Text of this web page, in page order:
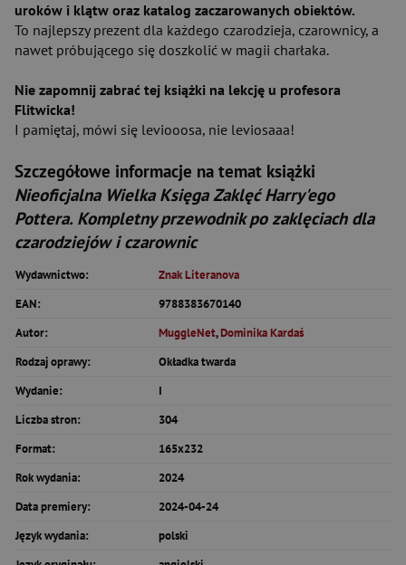
uroków i klątw oraz katalog zaczarowanych obiektów.
To najlepszy prezent dla każdego czarodzieja, czarownicy, a
nawet próbującego się doszkolić w magii charłaka.
Nie zapomnij zabrać tej książki na lekcję u profesora
Flitwicka!
I pamiętaj, mówi się leviooosa, nie leviosaaa!
Szczegółowe informacje na temat książki
Nieoficjalna Wielka Księga Zaklęć Harry'ego
Pottera. Kompletny przewodnik po zaklęciach dla
czarodziejów i czarownic
Wydawnictwo:
Znak Literanova
EAN:
9788383670140
Autor:
MuggleNet,Dominika Kardaś
Rodzaj oprawy:
Okładka twarda
Wydanie:
I
Liczba stron:
304
Format:
165x232
Rok wydania:
2024
Data premiery:
2024-04-24
Język wydania:
polski